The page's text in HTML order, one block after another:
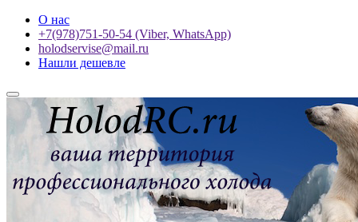
О нас
+7(978)751-50-54 (Viber, WhatsApp)
holodservise@mail.ru
Нашли дешевле